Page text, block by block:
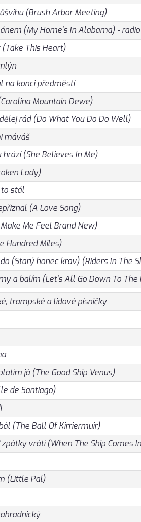
(Brush Arbor Meeting)
(My Home's In Alabama) -
(Take This Heart)
na konci předměstí
Mountain Dewe)
rád (Do What You Do Do Well)
máváš
hrází (She Believes In Me)
Lady)
to stál
(A Love Song)
Me Feel Brand New)
Hundred Miles)
(Starý honec krav) (Riders In The
a balím (Let's All Go Down To The
trampské a lidové písničky
já (The Good Ship Venus)
de Santiago)
(The Ball Of Kirriermuir)
vrátí (When The Ship Comes
(Little Pal)